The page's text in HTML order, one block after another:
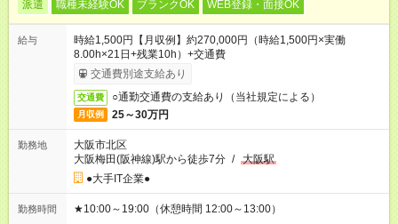
派遣 職種未経験OK ブランクOK WEB登録・面接OK
給与
時給1,500円【月収例】約270,000円（時給1,500円×実働
8.00h×21日+残業10h）+交通費
交通費別途支給あり
交通費 ○通勤交通費の支給あり（当社規定による）
月収例 25～30万円
勤務地
大阪市北区
大阪梅田(阪神線)駅から徒歩7分 / 大阪駅
●大手IT企業●
勤務時間 ★10:00～19:00（休憩時間 12:00～13:00）